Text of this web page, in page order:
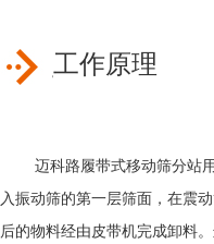
工作原理
迈科路履带式移动筛分站用
入振动筛的第一层筛面，在震
后的物料经由皮带机完成卸料